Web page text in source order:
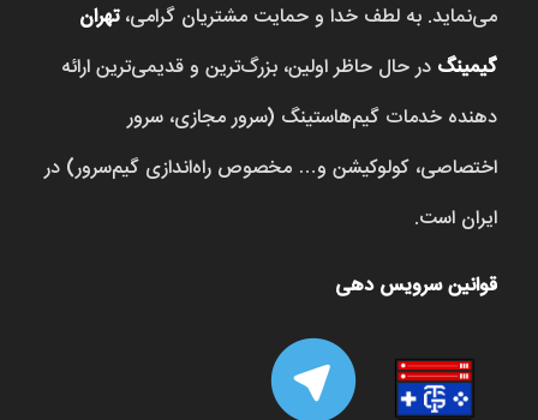
می‌نماید. به لطف خدا و حمایت مشتریان گرامی،تهران
گیمینگ در حال حاظر اولین، بزرگ‌ترین و قدیمی‌ترین ارائه
دهنده خدمات گیم‌هاستینگ (سرور مجازی، سرور
اختصاصی، کولوکیشن و… مخصوص راه‌اندازی گیم‌سرور) در
ایران است.
قوانین سرویس دهی